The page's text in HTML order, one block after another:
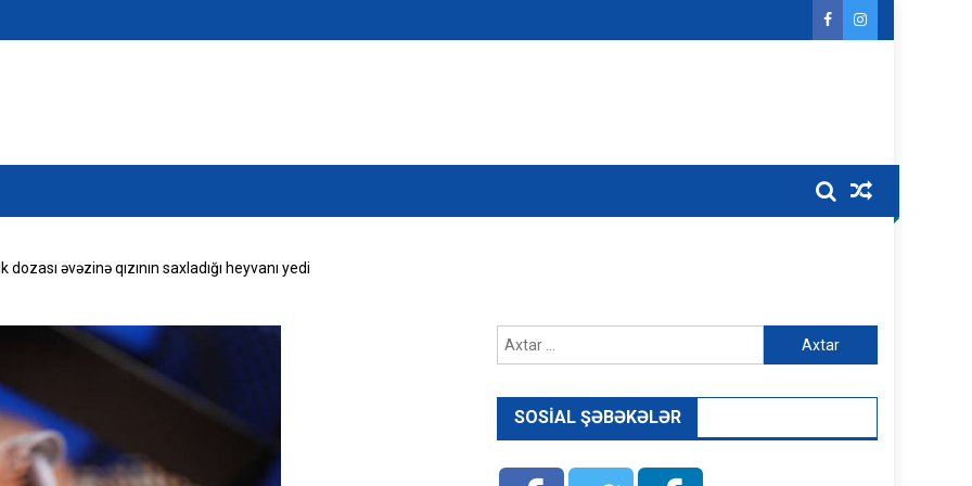
əvəzinə qızının saxladığı heyvanı yedi
Axtarış:
SOSIAL ŞƏBƏKƏLƏR